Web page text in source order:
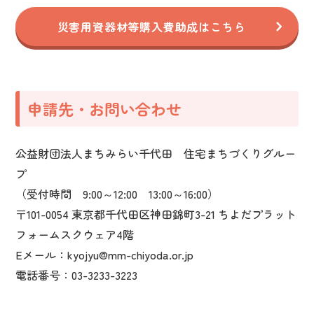
災害用資器材等購入費助成はこちら
申請先・お問い合わせ
公益財団法人まちみらい千代田 住宅まちづくりグルー
プ
（受付時間 9:00～12:00 13:00～16:00）
〒101-0054 東京都千代田区神田錦町3-21 ちよだプラット
フォームスクウェア4階
Eメール：kyojyu@mm-chiyoda.or.jp
電話番号：03-3233-3223